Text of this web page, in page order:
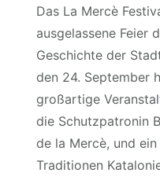
Das La Mercè
ausgelassene Feier
Geschichte der
den 24. September
großartige
die Schutzpatronin
de la Mercè, und
Traditionen